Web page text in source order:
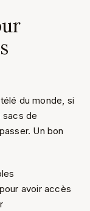
du monde, si
de
Un bon
avoir accès